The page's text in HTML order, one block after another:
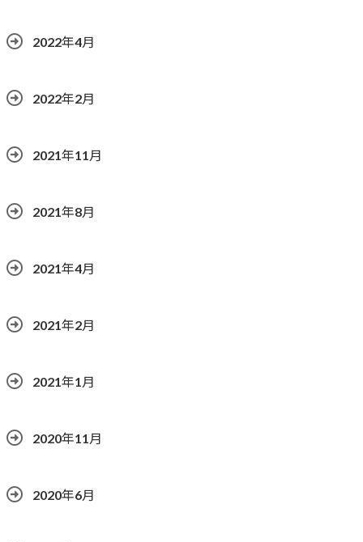
2022年4月
2022年2月
2021年11月
2021年8月
2021年4月
2021年2月
2021年1月
2020年11月
2020年6月